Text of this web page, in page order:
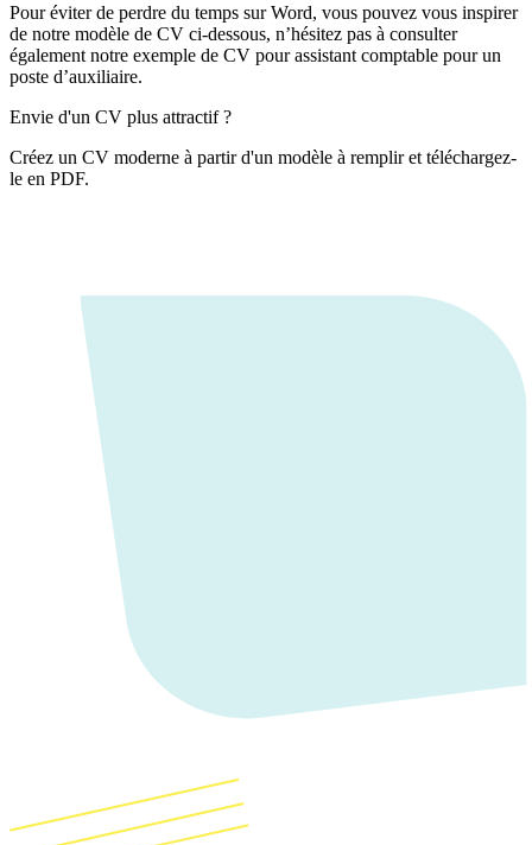
Pour éviter de perdre du temps sur Word, vous pouvez vous inspirer
de notre modèle de CV ci-dessous, n’hésitez pas à consulter
également notre exemple de CV pour assistant comptable pour un
poste d’auxiliaire.
Envie d'un CV plus attractif ?
Créez un CV moderne à partir d'un modèle à remplir et téléchargez-
le en PDF.